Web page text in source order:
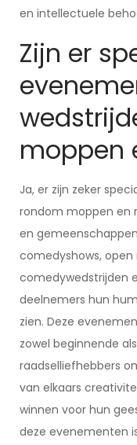
en intellectuele
Zijn er
moppen
Ja, er zijn zeker
rondom moppen en
en
comedyshows,
comedywedstrijden
deelnemers hun
zien. Deze
zowel beginnende
raadselliefhebbers
van elkaars
winnen voor hun
deze evenementen